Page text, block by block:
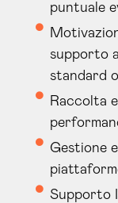
puntuale
supporto
standard
Raccolta
Gestione
Supporto